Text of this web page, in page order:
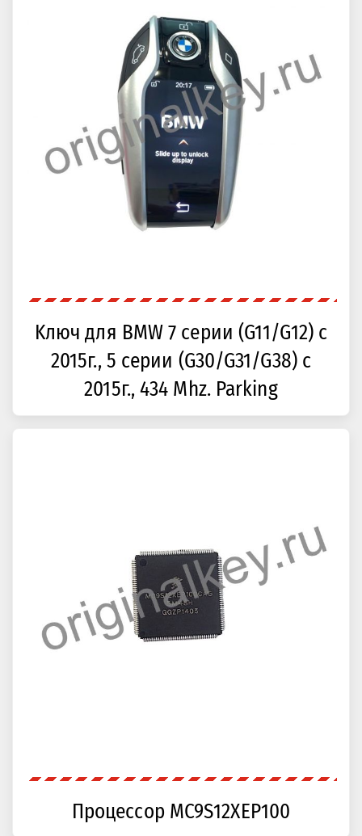
Kлюч для BMW 7 серии (G11/G12) с
2015г., 5 серии (G30/G31/G38) с
2015г., 434 Mhz. Parking
Процессор MC9S12XEP100